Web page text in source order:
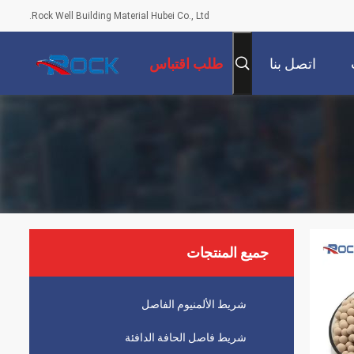
Rock Well Building Material Hubei Co., Ltd.
اتصل بنا طلب اقتباس
جميع المنتجات
شريط الألمنيوم الفاصل
شريط فاصل الحافة الدافئة